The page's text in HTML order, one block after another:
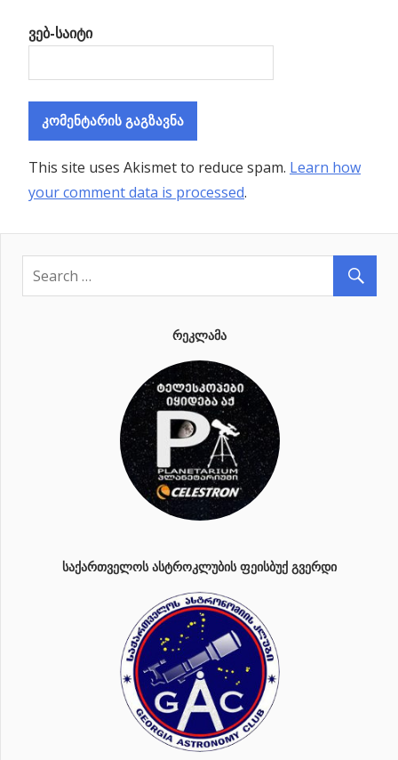
ვებ-საიტი
This site uses Akismet to reduce spam. Learn how
your comment data is processed.
ᲠᲔᲙᲚᲐᲛᲐ
ᲡᲐᲥᲐᲠᲗᲕᲔᲚᲝᲡ ᲐᲡᲢᲠᲝᲙᲚᲣᲑᲘᲡ ᲤᲔᲘᲡᲑᲣᲥ ᲒᲕᲔᲠᲓᲘ